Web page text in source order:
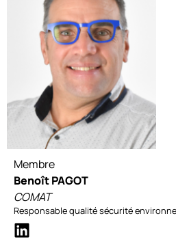
Membre
Benoît PAGOT
COMAT
Responsable qualité sécurité